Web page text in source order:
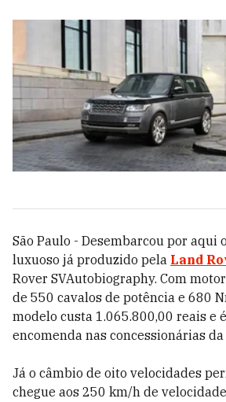
São Paulo - Desembarcou por aqui
luxuoso já produzido pela Land
Rover SVAutobiography. Com
de 550 cavalos de potência e 680
modelo custa 1.065.800,00 reais e
encomenda nas concessionárias
Já o câmbio de oito velocidades
chegue aos 250 km/h de